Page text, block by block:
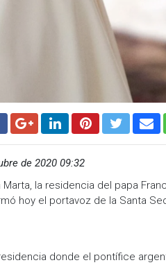
de 2020 09:32
la residencia del papa
hoy el portavoz de la Santa
donde el pontífice